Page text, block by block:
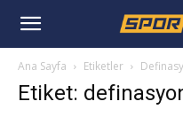
Ana Sayfa Etiketler
Etiket: